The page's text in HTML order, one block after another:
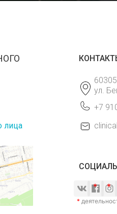
лица
ул.
+7
*